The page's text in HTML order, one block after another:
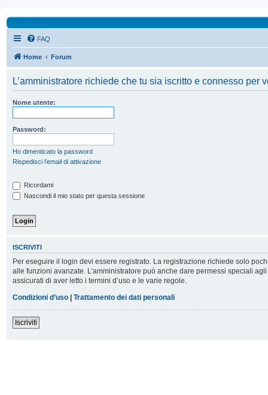
FAQ
Home Forum
L’amministratore richiede che tu sia iscritto e connesso per
Nome utente:
Password:
Ho dimenticato la password
Rispedisci l’email di attivazione
Ricordami
Nascondi il mio stato per questa sessione
ISCRIVITI
Per eseguire il login devi essere registrato. La registrazione richiede solo
alle funzioni avanzate. L’amministratore può anche dare permessi speciali
assicurati di aver letto i termini d’uso e le varie regole.
Condizioni d’uso | Trattamento dei dati personali
Iscriviti